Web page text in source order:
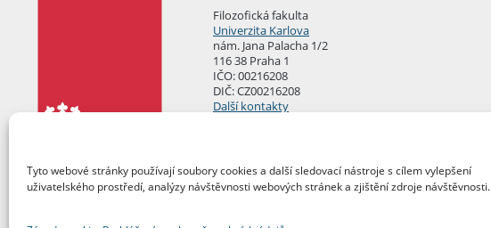
Tyto webové stránky používají soubory cookies a další sledovací nástroje s cílem vylepšení
uživatelského prostředí, analýzy návštěvnosti webových stránek a zjištění zdroje návštěvnosti.
Filozofická fakulta
Univerzita Karlova
nám. Jana Palacha 1/2
116 38 Praha 1
IČO: 00216208
DIČ: CZ00216208
Další kontakty